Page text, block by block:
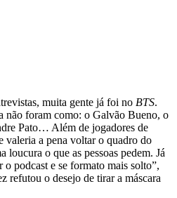
muita gente já foi no BTS.
não foram como: o Galvão Bueno, o
Pato… Além de jogadores de
valeria a pena voltar o quadro do
loucura o que as pessoas pedem. Já
o podcast e se formato mais solto”,
refutou o desejo de tirar a máscara